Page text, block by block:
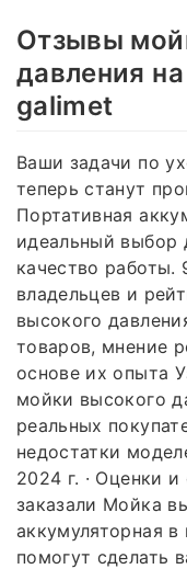
Отзывы
давления
galimet
Ваши задачи по
теперь станут
Портативная
идеальный выбор
качество работы.
владельцев и
высокого
товаров, мнение
основе их опыта
мойки высокого
реальных
недостатки
2024 г. · Оценки
заказали Мойка
аккумуляторная в
помогут сделать